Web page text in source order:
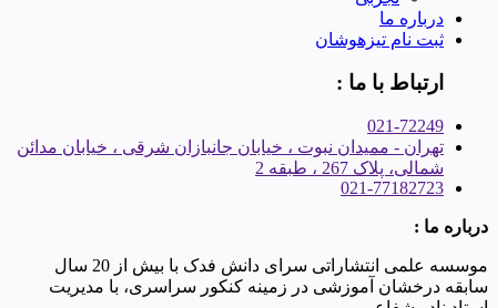
درباره ما
ثبت نام تیزهوشان
ارتباط با ما :
021-72249
تهران - ممیدان نبوت ، خیابان جانبازان شرقی ، خیابان مدائن
شمالی، پلاک 267 ، طبقه 2
021-77182723
درباره ما :
موسسه علمی انتشاراتی سرای دانش فدک با بیش از 20 سال
سابقه درخشان آموزشی در زمینه کنکور سراسری، با مدیریت